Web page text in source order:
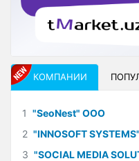
КОМПАНИИ
1 "SeoNest" ООО
2 "INNOSOFT
3 "SOCIAL MEDIA